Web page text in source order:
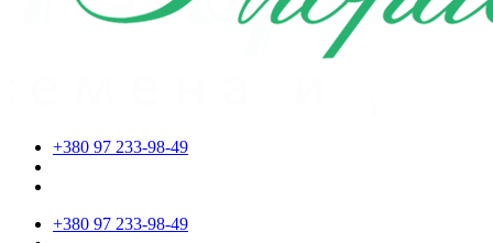
+380 97 233-98-49
+380 97 233-98-49